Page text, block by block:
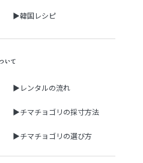
▶韓国レシピ
いて
▶レンタルの流れ
▶チマチョゴリの採寸方法
▶チマチョゴリの選び方